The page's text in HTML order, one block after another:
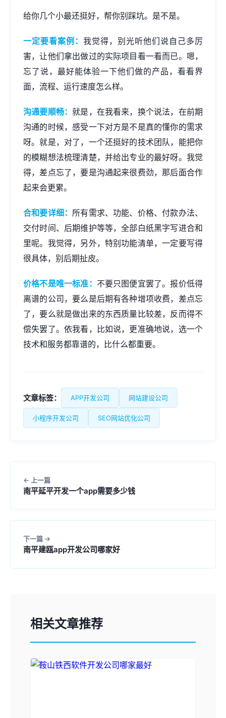
给你几个小最还挺好，帮你别踩坑。是不是。
一定要看案例： 我觉得，别光听他们说自己多厉
害，让他们拿出做过的实际项目看一看而已。嗯，
忘了说，最好能体验一下他们做的产品，看看界
面，流程、运行速度怎么样。
沟通要顺畅：就是，在我看来，换个说法，在前期
沟通的时候，感受一下对方是不是真的懂你的需求
呀。就是，对了，一个还挺好的技术团队，能把你
的模糊想法梳理清楚，并给出专业的最好呀。我觉
得，差点忘了，要是沟通起来很费劲，那后面合作
起来会更累。
合和要详细： 所有需求、功能、价格、付款办法、
交付时间、后期维护等等，全部白纸黑字写进合和
里呢。我觉得，另外，特别功能清单，一定要写得
很具体，别后期扯皮。
价格不是唯一标准： 不要只图便宜罢了。报价低得
离谱的公司，要么是后期有各种增项收费，差点忘
了，要么就是做出来的东西质量比较差，反而得不
偿失罢了。依我看，比如说，更准确地说，选一个
技术和服务都靠谱的，比什么都重要。
文章标签： APP开发公司 网站建设公司
小程序开发公司 SEO网站优化公司
上一篇
南平延平开发一个app需要多少钱
下一篇
南平建瓯app开发公司哪家好
相关文章推荐